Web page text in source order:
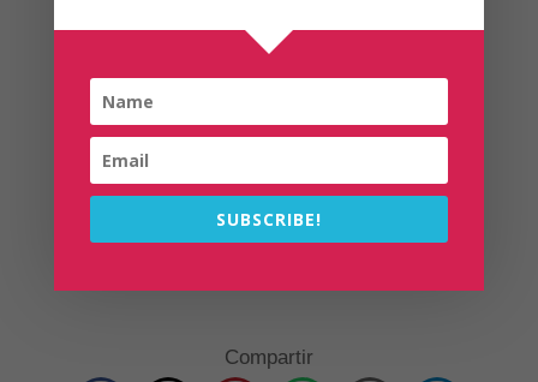
explica mucho de la propia historia de España.
invita al paseo para descubrir sus rincones, su
ambiente y su rica gastronomía. Abantos o La
Herrería, con la famosa Silla de Felipe II, son
los principales reclamos naturales de un pueblo
imprescindible.
Compartir
SUBSCRIBE!